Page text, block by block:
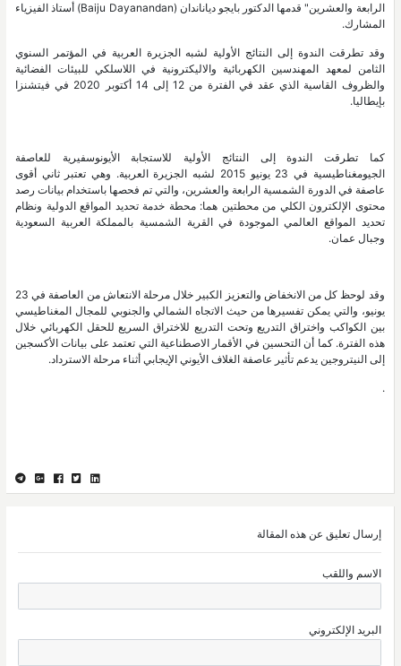
الرابعة والعشرين" قدمها الدكتور بايجو دياناندان (Baiju Dayanandan) أستاذ الفيزياء
المشارك.
وقد تطرقت الندوة إلى النتائج الأولية لشبه الجزيرة العربية في المؤتمر السنوي
الثامن لمعهد المهندسين الكهربائية والاليكترونية في اللاسلكي للبيئات الفضائية
والظروف القاسية الذي عقد في الفترة من 12 إلى 14 أكتوبر 2020 في فيتشنزا
بإيطاليا.
كما تطرقت الندوة إلى النتائج الأولية للاستجابة الأيونوسفيرية للعاصفة
الجيومغناطيسية في 23 يونيو 2015 لشبه الجزيرة العربية. وهي تعتبر ثاني أقوى
عاصفة في الدورة الشمسية الرابعة والعشرين، والتي تم فحصها باستخدام بيانات رصد
محتوى الإلكترون الكلي من محطتين هما: محطة خدمة تحديد المواقع الدولية ونظام
تحديد المواقع العالمي الموجودة في القرية الشمسية بالمملكة العربية السعودية
وجبال عمان.
وقد لوحظ كل من الانخفاض والتعزيز الكبير خلال مرحلة الانتعاش من العاصفة في 23
يونيو، والتي يمكن تفسيرها من حيث الاتجاه الشمالي والجنوبي للمجال المغناطيسي
بين الكواكب واختراق التدريع وتحت التدريع للاختراق السريع للحقل الكهربائي خلال
هذه الفترة. كما أن التحسين في الأقمار الاصطناعية التي تعتمد على بيانات الأكسجين
إلى النيتروجين يدعم تأثير عاصفة الغلاف الأيوني الإيجابي أثناء مرحلة الاسترداد.
.
إرسال تعليق عن هذه المقالة
الاسم واللقب
البريد الإلكتروني